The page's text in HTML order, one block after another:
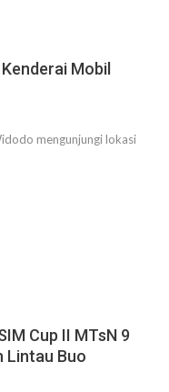
Mobil
mengunjungi lokasi
Cup II MTsN 9
Lintau Buo